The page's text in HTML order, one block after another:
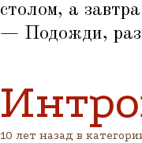
столом, а
— Подожди,
10 лет назад в